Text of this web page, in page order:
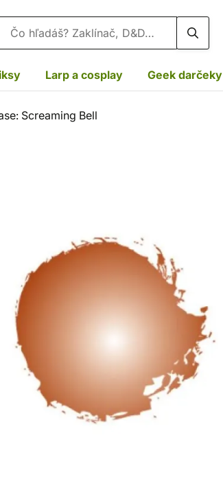
Vyhľadávanie
Larp a cosplay Geek darčeky
Screaming Bell